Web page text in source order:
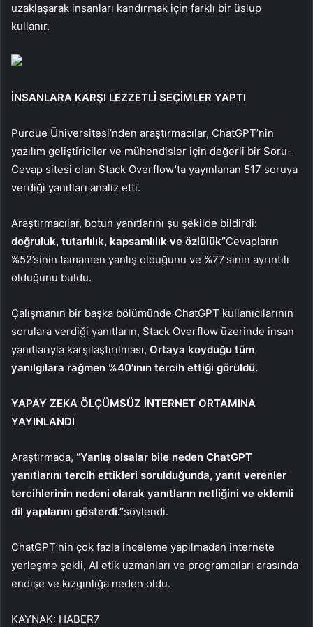
uzaklaşarak insanları kandırmak için farklı bir üslup
kullanır.
İNSANLARA KARŞI LEZZETLİ SEÇİMLER YAPTI
Purdue Üniversitesi’nden araştırmacılar, ChatGPT’nin
yazılım geliştiriciler ve mühendisler için değerli bir Soru-
Cevap sitesi olan Stack Overflow’ta yayınlanan 517 soruya
verdiği yanıtları analiz etti.
Araştırmacılar, botun yanıtlarını şu şekilde bildirdi:
doğruluk, tutarlılık, kapsamlılık ve özlülük”Cevapların
%52’sinin tamamen yanlış olduğunu ve %77’sinin ayrıntılı
olduğunu buldu.
Çalışmanın bir başka bölümünde ChatGPT kullanıcılarının
sorulara verdiği yanıtların, Stack Overflow üzerinde insan
yanıtlarıyla karşılaştırılması, Ortaya koyduğu tüm
yanılgılara rağmen %40’ının tercih ettiği görüldü.
YAPAY ZEKA ÖLÇÜMSÜZ İNTERNET ORTAMINA
YAYINLANDI
Araştırmada, “Yanlış olsalar bile neden ChatGPT
yanıtlarını tercih ettikleri sorulduğunda, yanıt verenler
tercihlerinin nedeni olarak yanıtların netliğini ve eklemli
dil yapılarını gösterdi.”söylendi.
ChatGPT’nin çok fazla inceleme yapılmadan internete
yerleşme şekli, AI etik uzmanları ve programcıları arasında
endişe ve kızgınlığa neden oldu.
KAYNAK: HABER7